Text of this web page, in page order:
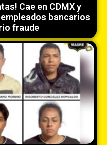
Cae en CDMX y
bancarios
fraude